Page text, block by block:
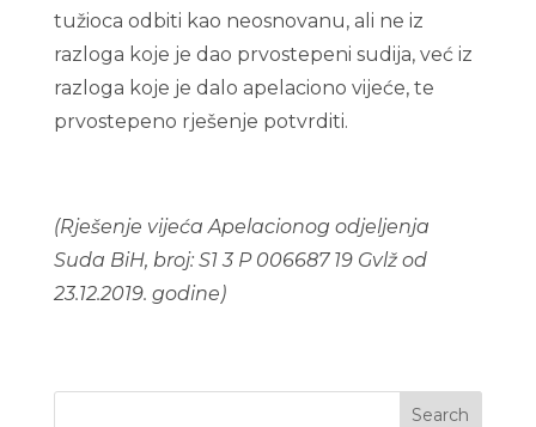
tužioca odbiti kao neosnovanu, ali ne iz
razloga koje je dao prvostepeni sudija, već iz
razloga koje je dalo apelaciono vijeće, te
prvostepeno rješenje potvrditi.
(Rješenje vijeća Apelacionog odjeljenja
Suda BiH, broj: S1 3 P 006687 19 Gvlž od
23.12.2019. godine)
Search